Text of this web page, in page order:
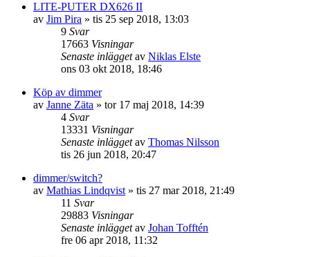
LITE-PUTER DX626 II
av Jim Pira » tis 25 sep 2018, 13:03
9 Svar
17663 Visningar
Senaste inläggetav Niklas Elste
ons 03 okt 2018, 18:46
Köp av dimmer
av Janne Zäta » tor 17 maj 2018, 14:39
4 Svar
13331 Visningar
Senaste inläggetav Thomas Nilsson
tis 26 jun 2018, 20:47
dimmer/switch?
av Mathias Lindqvist » tis 27 mar 2018, 21:49
11 Svar
29883 Visningar
Senaste inläggetav Johan Tofftén
fre 06 apr 2018, 11:32